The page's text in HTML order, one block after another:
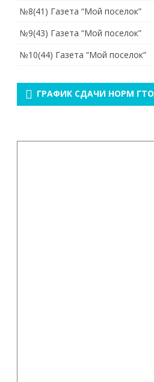
№8(41) Газета “Мой поселок”
№9(43) Газета “Мой поселок”
№10(44) Газета “Мой поселок”
ГРАФИК СДАЧИ НОРМ ГТО